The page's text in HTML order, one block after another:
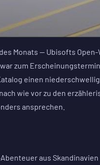
Monats — Ubisofts
zum
einen
wie vor zu den
ansprechen.
aus Skandinavien